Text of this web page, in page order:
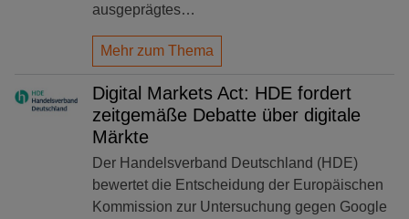
ausgeprägtes…
Mehr zum Thema
Digital Markets Act: HDE fordert
zeitgemäße Debatte über digitale
Märkte
Der Handelsverband Deutschland (HDE)
bewertet die Entscheidung der Europäischen
Kommission zur Untersuchung gegen Google